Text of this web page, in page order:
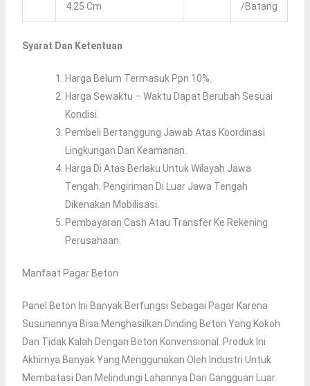
4.25 Cm
/batang
Syarat Dan Ketentuan
Harga Belum Termasuk Ppn 10%.
Harga Sewaktu – Waktu Dapat Berubah Sesuai
Kondisi.
Pembeli Bertanggung Jawab Atas Koordinasi
Lingkungan Dan Keamanan.
Harga Di Atas Berlaku Untuk Wilayah Jawa
Tengah. Pengiriman Di Luar Jawa Tengah
Dikenakan Mobilisasi.
Pembayaran Cash Atau Transfer Ke Rekening
Perusahaan.
Manfaat Pagar Beton
Panel Beton Ini Banyak Berfungsi Sebagai Pagar Karena
Susunannya Bisa Menghasilkan Dinding Beton Yang Kokoh
Dan Tidak Kalah Dengan Beton Konvensional. Produk Ini
Akhirnya Banyak Yang Menggunakan Oleh Industri Untuk
Membatasi Dan Melindungi Lahannya Dari Gangguan Luar.